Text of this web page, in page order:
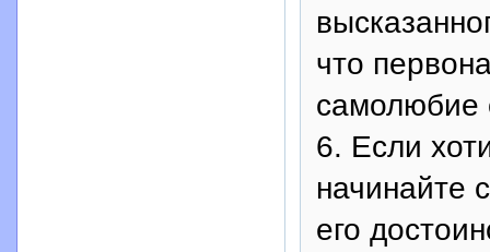
что
самолюбие
6. Если
начинайте
его